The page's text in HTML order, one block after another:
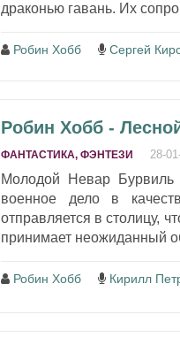
драконью гавань. Их
Робин Хобб Сергей
Робин Хобб -
ФАНТАСТИКА, ФЭНТЕЗИ 28-
Молодой Невар Бурвиль
военное дело в
отправляется в столицу,
принимает неожиданный
Робин Хобб Кирилл